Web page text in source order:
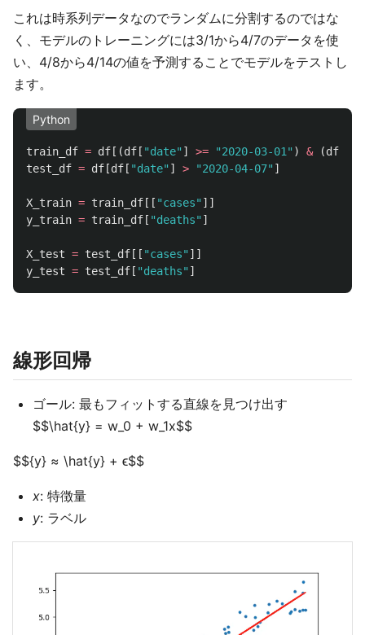
これは時系列データなのでランダムに分割するのではな
く、モデルのトレーニングには3/1から4/7のデータを使
い、4/8から4/14の値を予測することでモデルをテストし
ます。
Python
train_df = df [(df [ "date" ] >= "2020-03-01 " ) & (df
test_df = df [df [ "date" ] > "2020-04-07" ]
X_train = train_df [[ "cases" ]]
y_train = train_df [ "deaths" ]
X_test = test_df [[ "cases" ]]
y_test = test_df [ "deaths" ]
線形回帰
ゴール: 最もフィットする直線を見つけ出す
$$\hat{y} = w_0 + w_1x$$
$${y} ≈ \hat{y} + ϵ$$
x: 特徴量
y: ラベル